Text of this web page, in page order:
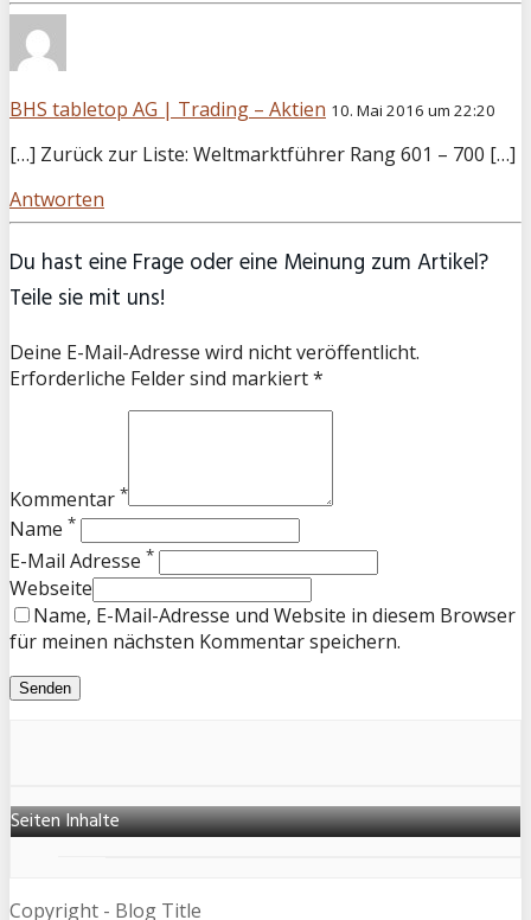
BHS tabletop AG | Trading – Aktien 10. Mai 2016 um 22:20
[…] Zurück zur Liste: Weltmarktführer Rang 601 – 700 […]
Antworten
Du hast eine Frage oder eine Meinung zum Artikel?
Teile sie mit uns!
Deine E-Mail-Adresse wird nicht veröffentlicht.
Erforderliche Felder sind markiert *
Kommentar *
Name *
E-Mail Adresse *
Webseite
Name, E-Mail-Adresse und Website in diesem Browser
für meinen nächsten Kommentar speichern.
Seiten Inhalte
Copyright - Blog Title